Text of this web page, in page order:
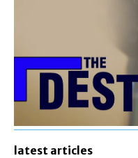
latest articles